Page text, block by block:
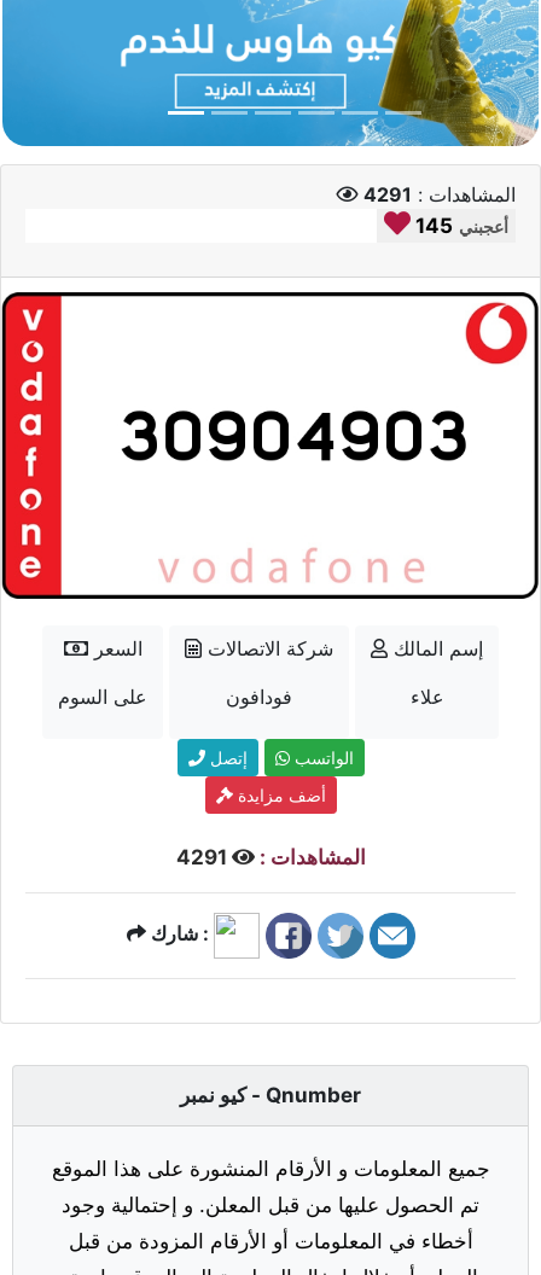
المشاهدات : 4291
145 أعجبني
السعر
على السوم
شركة الاتصالات
فودافون
إسم المالك
علاء
إتصل
الواتسب
أضف مزايدة
المشاهدات :
شارك :
كيو نمبر - Qnumber
جميع المعلومات و الأرقام المنشورة على هذا الموقع
تم الحصول عليها من قبل المعلن. و إحتمالية وجود
أخطاء في المعلومات أو الأرقام المزودة من قبل